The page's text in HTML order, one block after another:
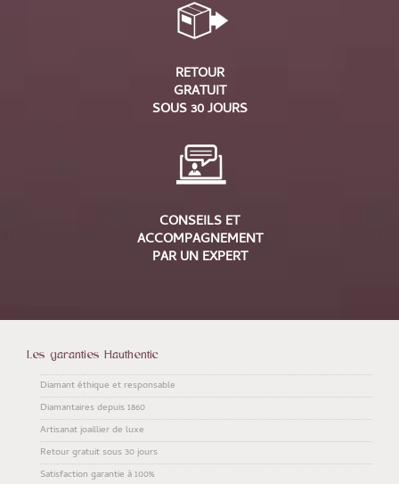
RETOUR
GRATUIT
SOUS 30 JOURS
CONSEILS ET
ACCOMPAGNEMENT
PAR UN EXPERT
Les garanties Hauthentic
Diamant éthique et responsable
Diamantaires depuis 1860
Artisanat joaillier de luxe
Retour gratuit sous 30 jours
Satisfaction garantie à 100%